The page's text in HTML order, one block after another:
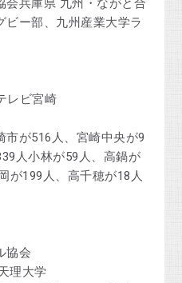
会兵庫県 九州・ながと合
ビー部、九州産業大学ラ
レビ宮崎
市が516人、宮崎中央が9
人小林が59人、高鍋が
が199人、高千穂が18人
協会
理大学